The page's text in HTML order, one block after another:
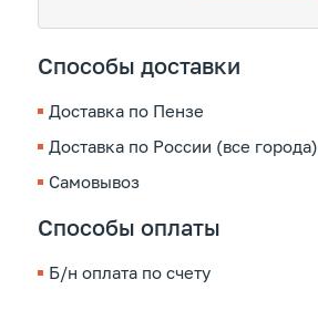
Способы доставки
Доставка по Пензе
Доставка по России (все города)
Самовывоз
Способы оплаты
Б/н оплата по счету